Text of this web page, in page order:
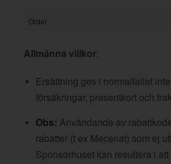
Order
Allmänna villkor:
Ersättning ges i normalfallet
försäkringar, presentkort och
Obs: Användande av
rabatter (t ex Mecenat) som ej
Sponsorhuset kan resultera i